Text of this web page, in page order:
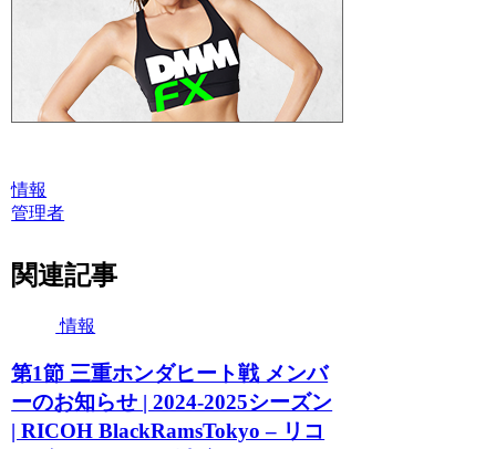
情報
管理者
関連記事
情報
第1節 三重ホンダヒート戦 メンバ
ーのお知らせ | 2024-2025シーズン
| RICOH BlackRamsTokyo – リコ